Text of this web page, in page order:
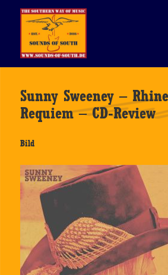
Sunny Sweeney –
Requiem – CD-Review
Bild